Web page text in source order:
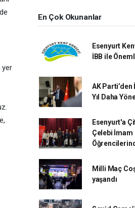
yer
En Çok Okunanlar
Esenyurt
İBB ile
AK Parti’den
Yıl Daha
Esenyurt'a
Çelebi İmam
Milli Maç
yaşandı